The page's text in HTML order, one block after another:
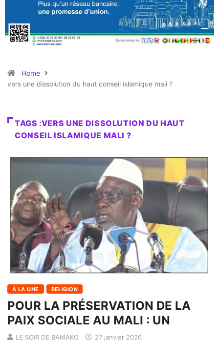
Home
vers une dissolution du haut conseil islamique mali ?
TAGS :VERS UNE DISSOLUTION DU HAUT
CONSEIL ISLAMIQUE MALI ?
À LA UNE RELIGION
POUR LA PRÉSERVATION DE LA
PAIX SOCIALE AU MALI : UN
LE SOIR DE BAMAKO 27 janvier 2026